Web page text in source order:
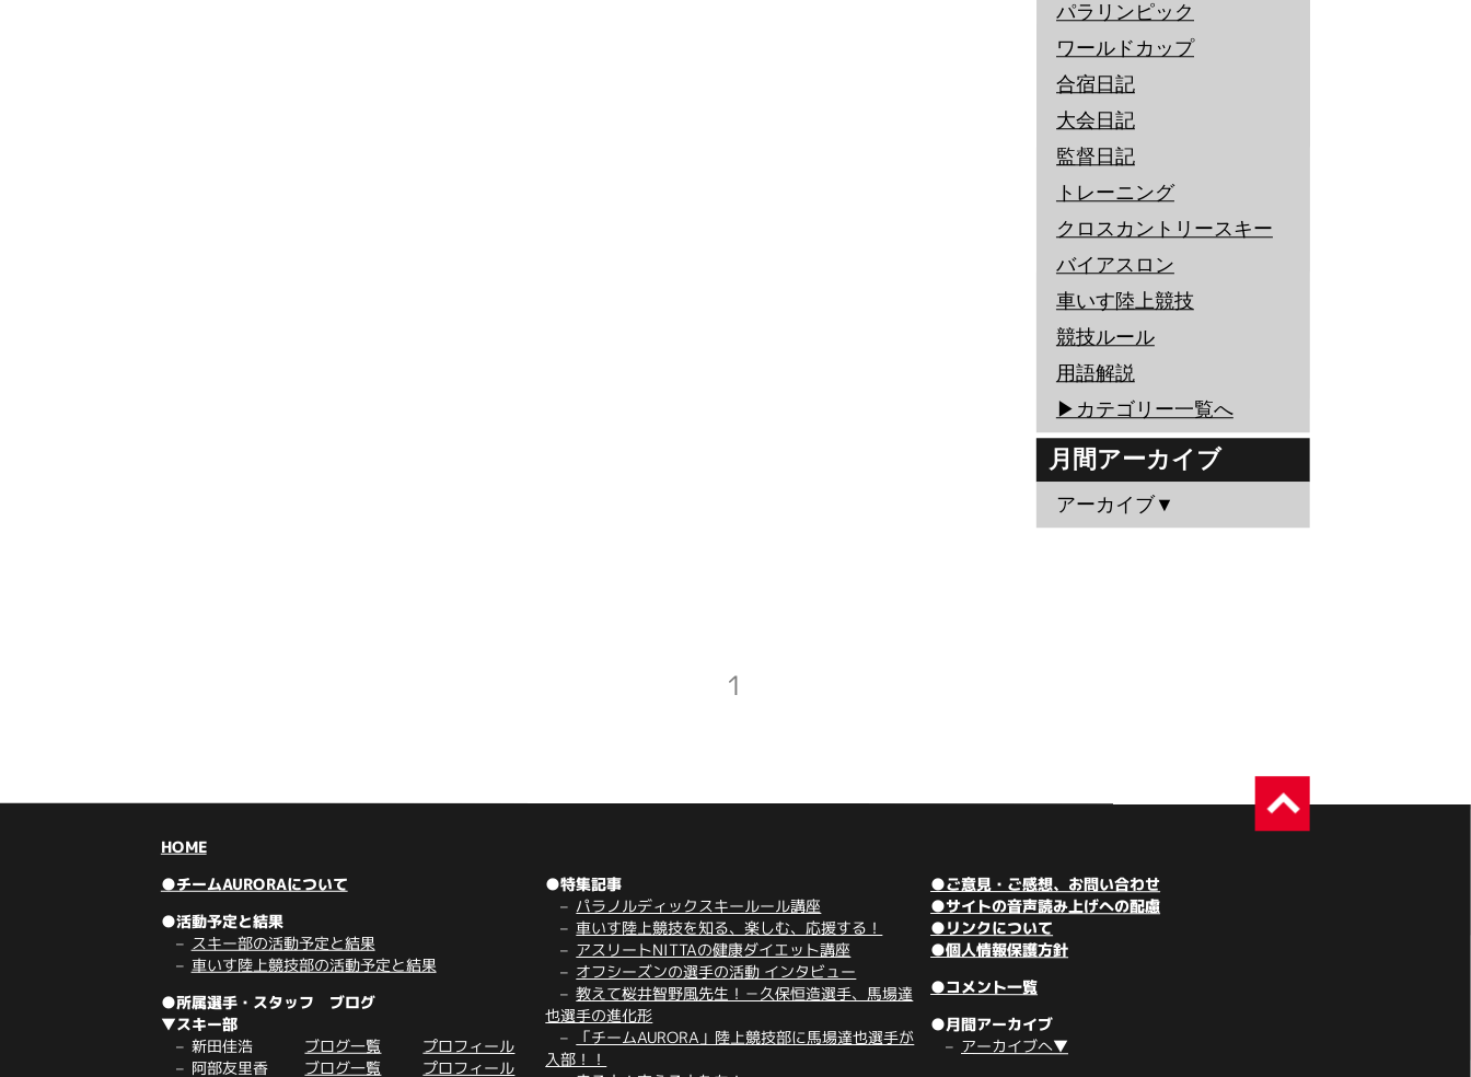
パラリンピック
ワールドカップ
合宿日記
大会日記
監督日記
トレーニング
クロスカントリースキー
バイアスロン
車いす陸上競技
競技ルール
用語解説
▶︎カテゴリー一覧へ
月間アーカイブ
アーカイブ▼
1
HOME
●チームAURORAについて
●活動予定と結果
スキー部の活動予定と結果
車いす陸上競技部の活動予定と結果
●所属選手・スタッフ ブログ
▼スキー部
新田佳浩 ブログ一覧 プロフィール
阿部友里香 ブログ一覧 プロフィール
●特集記事
パラノルディックスキールール講座
車いす陸上競技を知る、楽しむ、応援する！
アスリートNITTAの健康ダイエット講座
オフシーズンの選手の活動 インタビュー
教えて桜井智野風先生！－久保恒造選手、馬場達
也選手の進化形
「チームAURORA」陸上競技部に馬場達也選手が
入部！！
●ご意見・ご感想、お問い合わせ
●サイトの音声読み上げへの配慮
●リンクについて
●個人情報保護方針
●コメント一覧
●月間アーカイブ
アーカイブへ▼